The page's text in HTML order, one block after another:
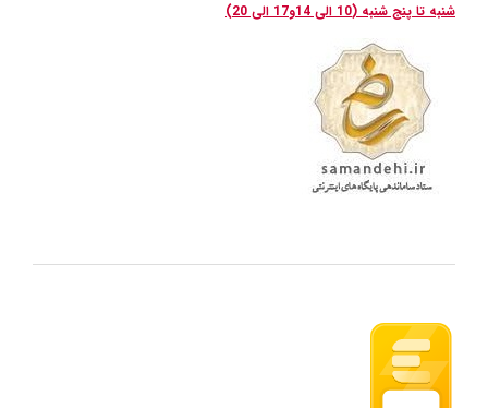
شنبه تا پنج شنبه (10 الی 14و17 الی 20)